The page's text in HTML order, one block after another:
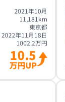
2021年10月
11,181 km
東京都
2022年11月18日
1002.2万円
10.5
万円UP